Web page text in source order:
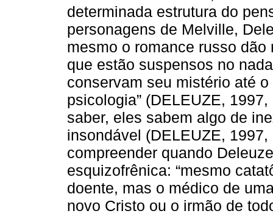
determinada estrutura do
personagens de Melville,
mesmo o romance russo
que estão suspensos no
conservam seu mistério até
psicologia” (DELEUZE,
saber, eles sabem algo de
insondável (DELEUZE,
compreender quando
esquizofrênica: “mesmo
doente, mas o médico de
novo Cristo ou o irmão de